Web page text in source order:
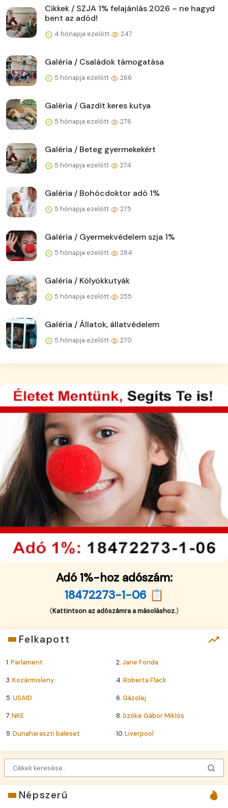
Cikkek / SZJA 1% felajánlás 2026 – ne hagyd
bent az adód!
4 hónapja ezelőtt 247
Galéria / Családok támogatása
5 hónapja ezelőtt 266
Galéria / Gazdit keres kutya
5 hónapja ezelőtt 276
Galéria / Beteg gyermekekért
5 hónapja ezelőtt 274
Galéria / Bohócdoktor adó 1%
5 hónapja ezelőtt 275
Galéria / Gyermekvédelem szja 1%
5 hónapja ezelőtt 284
Galéria / Kölyökkutyák
5 hónapja ezelőtt 255
Galéria / Állatok, állatvédelem
5 hónapja ezelőtt 270
Adó 1%-hoz adószám:
18472273-1-06 📋
(Kattintson az adószámra a másoláshoz.)
Felkapott
1.Parlament 2.Jane Fonda
3.Kozármisleny 4.Roberta Flack
5.USAID 6.Gázolaj
7.NKE 8.Szőke Gábor Miklós
9.Dunaharaszti baleset 10.Liverpool
Népszerű